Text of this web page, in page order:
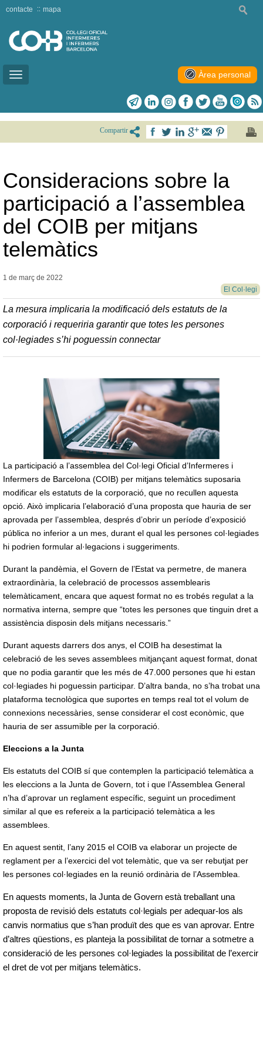
Toggle
contacte mapa
Àrea personal
Compartir
Consideracions sobre la
participació a l’assemblea
del COIB per mitjans
telemàtics
1 de març de 2022
El Col·legi
La mesura implicaria la modificació dels estatuts de la
corporació i requeriria garantir que totes les persones
col·legiades s’hi poguessin connectar
La participació a l’assemblea del Col·legi Oficial d’Infermeres i
Infermers de Barcelona (COIB) per mitjans telemàtics suposaria
modificar els estatuts de la corporació, que no recullen aquesta
opció. Això implicaria l’elaboració d’una proposta que hauria de ser
aprovada per l’assemblea, després d’obrir un període d’exposició
pública no inferior a un mes, durant el qual les persones col·legiades
hi podrien formular al·legacions i suggeriments.
Durant la pandèmia, el Govern de l’Estat va permetre, de manera
extraordinària, la celebració de processos assemblearis
telemàticament, encara que aquest format no es trobés regulat a la
normativa interna, sempre que “totes les persones que tinguin dret a
assistència disposin dels mitjans necessaris.”
Durant aquests darrers dos anys, el COIB ha desestimat la
celebració de les seves assemblees mitjançant aquest format, donat
que no podia garantir que les més de 47.000 persones que hi estan
col·legiades hi poguessin participar. D’altra banda, no s’ha trobat una
plataforma tecnològica que suportes en temps real tot el volum de
connexions necessàries, sense considerar el cost econòmic, que
hauria de ser assumible per la corporació.
Eleccions a la Junta
Els estatuts del COIB sí que contemplen la participació telemàtica a
les eleccions a la Junta de Govern, tot i que l’Assemblea General
n’ha d’aprovar un reglament específic, seguint un procediment
similar al que es refereix a la participació telemàtica a les
assemblees.
En aquest sentit, l’any 2015 el COIB va elaborar un projecte de
reglament per a l’exercici del vot telemàtic, que va ser rebutjat per
les persones col·legiades en la reunió ordinària de l’Assemblea.
En aquests moments, la Junta de Govern està treballant una
proposta de revisió dels estatuts col·legials per adequar-los als
canvis normatius que s’han produït des que es van aprovar. Entre
d’altres qüestions, es planteja la possibilitat de tornar a sotmetre a
consideració de les persones col·legiades la possibilitat de l’exercir
el dret de vot per mitjans telemàtics.